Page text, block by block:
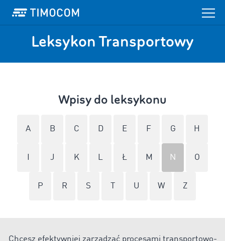
Leksykon Transportowy
Wpisy do leksykonu
A B C D E F G H
J K L Ł M N O
P R S U W Z
Chcesz efektywniej zarządzać procesami transportowo-